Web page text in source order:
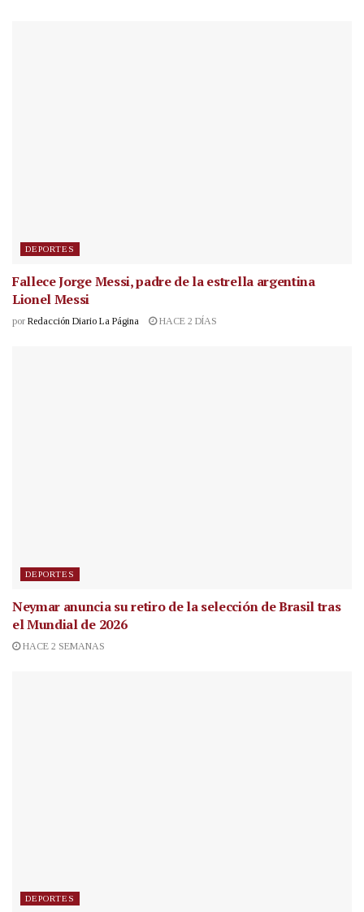
DEPORTES
Fallece Jorge Messi, padre de la estrella argentina
Lionel Messi
por Redacción Diario La Página HACE 2 DÍAS
DEPORTES
Neymar anuncia su retiro de la selección de Brasil tras
el Mundial de 2026
HACE 2 SEMANAS
DEPORTES